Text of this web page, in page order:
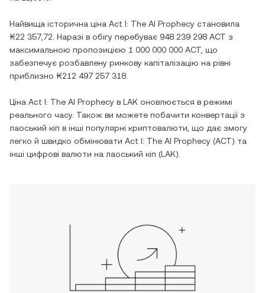
Найвища історична ціна Act I: The AI Prophecy становила
₭22 357,72 . Наразі в обігу перебуває 948 239 298 ACT з
максимальною пропозицією 1 000 000 000 ACT , що
забезпечує розбавлену ринкову капіталізацію на рівні
приблизно ₭212 497 257 318
Ціна Act I: The AI Prophecy в LAK оновлюється в режимі
реального часу. Також ви можете побачити конвертації з
лаоський кіп в інші популярні криптовалюти, що дає змогу
легко й швидко обмінювати Act I: The AI Prophecy (ACT) та
інші цифрові валюти на лаоський кіп (LAK).